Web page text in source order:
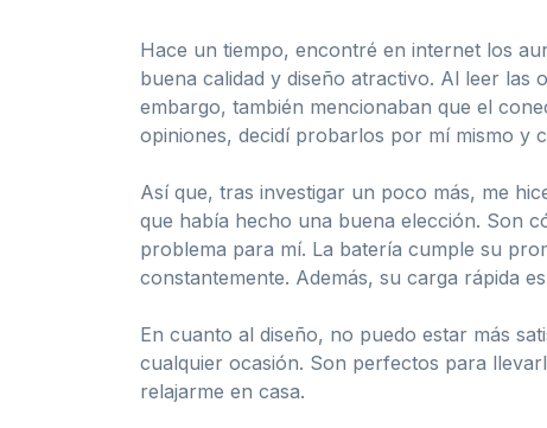
Hace un tiempo, encontré en internet los
buena calidad y diseño atractivo. Al leer las
embargo, también mencionaban que el
opiniones, decidí probarlos por mí mismo y
Así que, tras investigar un poco más, me
que había hecho una buena elección. Son
problema para mí. La batería cumple su
constantemente. Además, su carga rápida
En cuanto al diseño, no puedo estar más
cualquier ocasión. Son perfectos para
relajarme en casa.